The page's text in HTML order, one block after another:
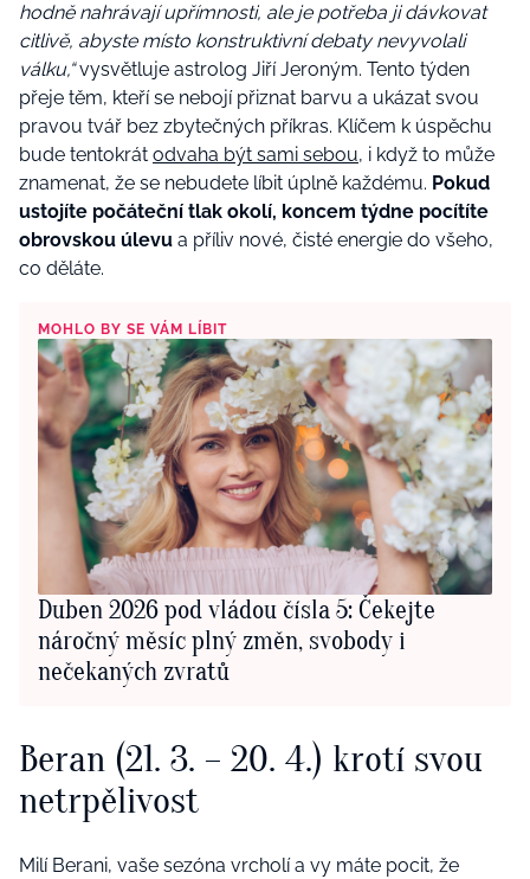
hodně nahrávají upřímnosti, ale je potřeba ji dávkovat
citlivě, abyste místo konstruktivní debaty nevyvolali
válku,“vysvětluje astrolog Jiří Jeroným. Tento týden
přeje těm, kteří se nebojí přiznat barvu a ukázat svou
pravou tvář bez zbytečných příkras. Klíčem k úspěchu
bude tentokrát odvaha být sami sebou, i když to může
znamenat, že se nebudete líbit úplně každému. Pokud
ustojíte počáteční tlak okolí, koncem týdne pocítíte
obrovskou úlevu a příliv nové, čisté energie do všeho,
co děláte.
MOHLO BY SE VÁM LÍBIT
Duben 2026 pod vládou čísla 5: Čekejte
náročný měsíc plný změn, svobody i
nečekaných zvratů
Beran (21. 3. – 20. 4.) krotí svou
netrpělivost
Milí Berani, vaše sezóna vrcholí a vy máte pocit, že